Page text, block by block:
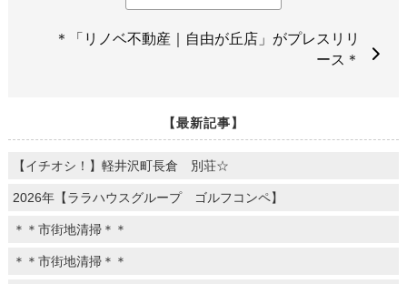
＊「リノベ不動産｜自由が丘店」がプレスリリ
ース＊
【最新記事】
【イチオシ！】軽井沢町長倉 別荘☆
2026年【ララハウスグループ ゴルフコンペ】
＊＊市街地清掃＊＊
＊＊市街地清掃＊＊